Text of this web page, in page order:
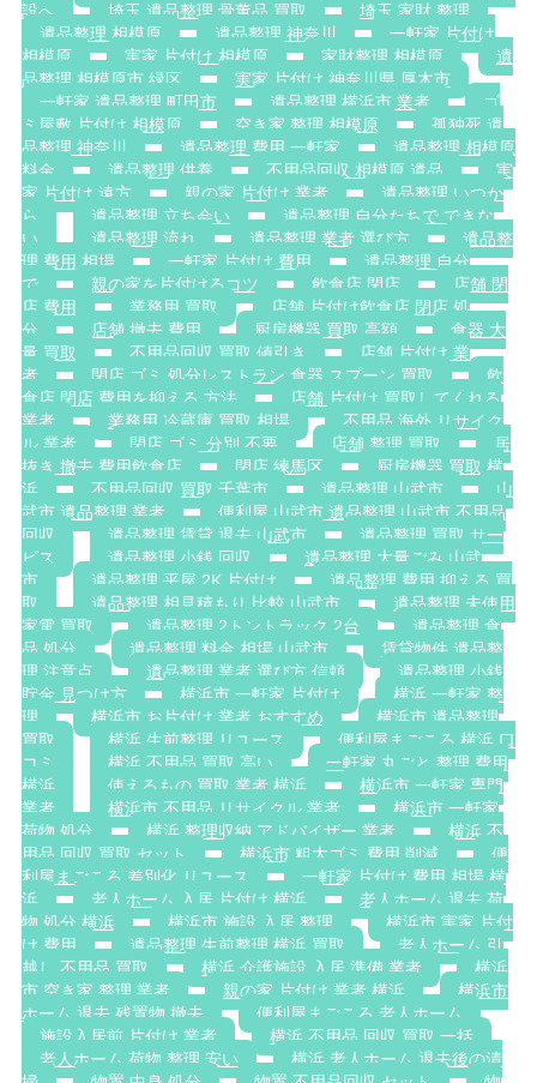
設へ
埼玉 遺品整理 骨董品 買取
埼玉 家財 整理
遺品整理 相模原
遺品整理 神奈川
一軒家 片付け
相模原
実家 片付け 相模原 家財整理 相模原
遺
品整理 相模原市 緑区
実家 片付け 神奈川県 厚木市
一軒家 遺品整理 町田市
遺品整理 横浜市 業者
ゴ
ミ屋敷 片付け 相模原
空き家 整理 相模原
孤独死 遺
品整理 神奈川
遺品整理 費用 一軒家
遺品整理 相模原
料金
遺品整理 供養 不用品回収 相模原 遺品
実
家 片付け 遠方
親の家 片付け 業者
遺品整理 いつか
ら
遺品整理 立ち会い
遺品整理 自分たちで できな
い
遺品整理 流れ 遺品整理 業者 選び方
遺品整
理 費用 相場
一軒家 片付け 費用
遺品整理 自分
で
親の家を片付けるコツ 飲食店 閉店
店舗 閉
店 費用
業務用 買取
店舗 片付け飲食店 閉店 処
分
店舗 撤去 費用 厨房機器 買取 高額
食器 大
量 買取
不用品回収 買取 値引き
店舗 片付け 業
者
閉店 ゴミ 処分レストラン 食器 スプーン 買取
飲
食店 閉店 費用を抑える 方法
店舗 片付け 買取してくれる
業者
業務用 冷蔵庫 買取 相場
不用品 海外 リサイク
ル 業者
閉店 ゴミ 分別 不要 店舗 整理 買取
居
抜き 撤去 費用飲食店
閉店 練馬区
厨房機器 買取 横
浜
不用品回収 買取 千葉市 遺品整理 山武市
山
武市 遺品整理 業者
便利屋 山武市 遺品整理 山武市 不用品
回収
遺品整理 賃貸 退去 山武市
遺品整理 買取 サー
ビス
遺品整理 小銭 回収
遺品整理 大量ごみ 山武
市
遺品整理 平屋 2K 片付け
遺品整理 費用 抑える 買
取
遺品整理 相見積もり 比較 山武市
遺品整理 未使用
家電 買取
遺品整理 2トントラック 2台
遺品整理 食
品 処分
遺品整理 料金 相場 山武市
賃貸物件 遺品整
理 注意点
遺品整理 業者 選び方 信頼
遺品整理 小銭
貯金 見つけ方
横浜市 一軒家 片付け
横浜 一軒家 整
理
横浜市 お片付け 業者 おすすめ
横浜市 遺品整理
買取
横浜 生前整理 リユース
便利屋まごころ 横浜 口
コミ
横浜 不用品 買取 高い
一軒家 丸ごと 整理 費用
横浜
使えるもの 買取 業者 横浜
横浜市 一軒家 専門
業者
横浜市 不用品 リサイクル 業者
横浜市 一軒家
荷物 処分
横浜 整理収納 アドバイザー 業者
横浜 不
用品 回収 買取 セット
横浜市 粗大ゴミ 費用 削減
便
利屋まごころ 差別化 リユース
一軒家 片付け 費用 相場 横
浜
老人ホーム 入居 片付け 横浜
老人ホーム 退去 荷
物 処分 横浜
横浜市 施設 入居 整理
横浜市 実家 片付
け 費用
遺品整理 生前整理 横浜 買取
老人ホーム 引
越し 不用品 買取
横浜 介護施設 入居 準備 業者
横浜
市 空き家 整理 業者
親の家 片付け 業者 横浜
横浜市
ホーム 退去 残置物 撤去
便利屋まごころ 老人ホーム
施設入居前 片付け 業者
横浜 不用品 回収 買取 一括
老人ホーム 荷物 整理 安い
横浜 老人ホーム 退去後の清